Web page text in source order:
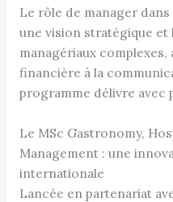
Le rôle de manager
une vision stratégique et
managériaux
financière à la
programme délivre avec
Le MSc Gastronomy,
Management : une
internationale
Lancée en partenariat